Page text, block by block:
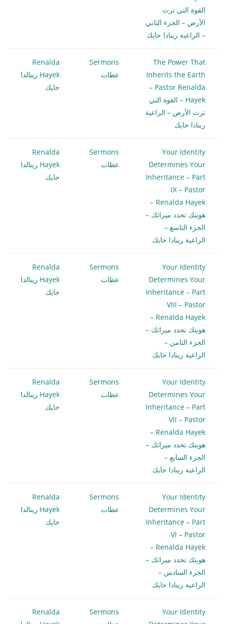
القوة التي ترث
الأرض – الجزء الثاني
– الراعية رينادا حايك
The Power That
Inherits the Earth
– Pastor Renalda
Hayek – القوة التي
ترث الأرض – الراعية
رينادا حايك
Sermons
عظات
Renalda
Hayek رينالدا
حايك
Your Identity
Determines Your
Inheritance – Part
IX – Pastor
Renalda Hayek –
هويتك تحدد ميراثك –
الجزء التاسع –
الراعية رينادا حايك
Sermons
عظات
Renalda
Hayek رينالدا
حايك
Your Identity
Determines Your
Inheritance – Part
VIII – Pastor
Renalda Hayek –
هويتك تحدد ميراثك –
الجزء الثامن –
الراعية رينادا حايك
Sermons
عظات
Renalda
Hayek رينالدا
حايك
Your Identity
Determines Your
Inheritance – Part
VII – Pastor
Renalda Hayek –
هويتك تحدد ميراثك –
الجزء السابع –
الراعية رينادا حايك
Sermons
عظات
Renalda
Hayek رينالدا
حايك
Your Identity
Determines Your
Inheritance – Part
VI – Pastor
Renalda Hayek –
هويتك تحدد ميراثك –
الجزء السادس –
الراعية رينادا حايك
Sermons
عظات
Renalda
Hayek رينالدا
حايك
Your Identity
Sermons
Renalda